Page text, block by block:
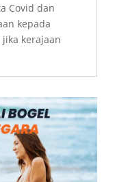
Covid dan
kepada
kerajaan